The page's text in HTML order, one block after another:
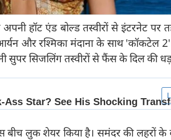
हॉट एंड बोल्ड तस्वीरों से इंटरनेट पर
और रश्‍मिका मंदाना के साथ 'कॉकटेल
सुपर सिजलिंग तस्वीरों से फैंस के दिल की
लुक शेयर किया है। समंदर की लहरों के